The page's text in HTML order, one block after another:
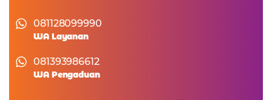
081128099990
WA Layanan
081393986612
WA Pengaduan